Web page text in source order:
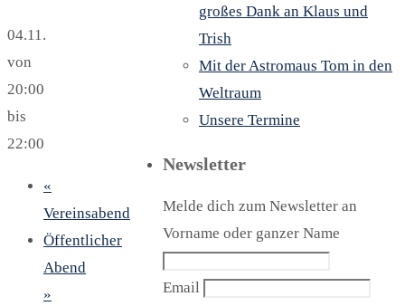
04.11.
von
20:00
bis
22:00
«
Vereinsabend
Öffentlicher
Abend
»
großes Dank an Klaus und
Trish
Mit der Astromaus Tom in den
Weltraum
Unsere Termine
Newsletter
Melde dich zum Newsletter an
Vorname oder ganzer Name
Email